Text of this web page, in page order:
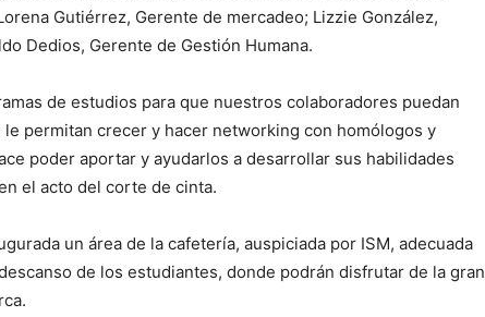
Gutiérrez, Gerente de mercadeo; Lizzie González,
Dedios, Gerente de Gestión Humana.
de estudios para que nuestros colaboradores puedan
permitan crecer y hacer networking con homólogos y
poder aportar y ayudarlos a desarrollar sus habilidades
el acto del corte de cinta.
un área de la cafetería, auspiciada por ISM, adecuada
de los estudiantes, donde podrán disfrutar de la gran